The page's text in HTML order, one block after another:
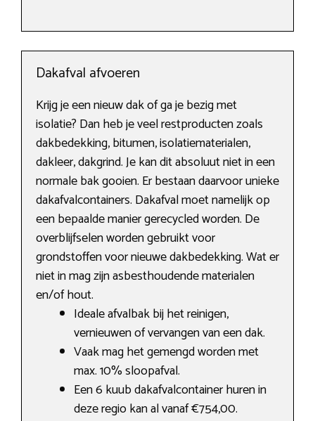
Dakafval afvoeren
Krijg je een nieuw dak of ga je bezig met
isolatie? Dan heb je veel restproducten zoals
dakbedekking, bitumen, isolatiematerialen,
dakleer, dakgrind. Je kan dit absoluut niet in een
normale bak gooien. Er bestaan daarvoor unieke
dakafvalcontainers. Dakafval moet namelijk op
een bepaalde manier gerecycled worden. De
overblijfselen worden gebruikt voor
grondstoffen voor nieuwe dakbedekking. Wat er
niet in mag zijn asbesthoudende materialen
en/of hout.
Ideale afvalbak bij het reinigen,
vernieuwen of vervangen van een dak.
Vaak mag het gemengd worden met
max. 10% sloopafval.
Een 6 kuub dakafvalcontainer huren in
deze regio kan al vanaf €754,00.